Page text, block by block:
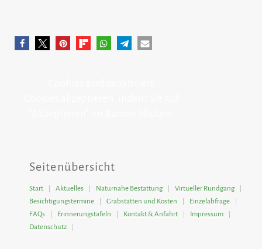
Seitenübersicht
Start Aktuelles Naturnahe Bestattung
Virtueller Rundgang
Besichtigungstermine
Grabstätten und Kosten
Einzelabfrage
FAQs
Erinnerungstafeln Kontakt & Anfahrt
Impressum
Datenschutz